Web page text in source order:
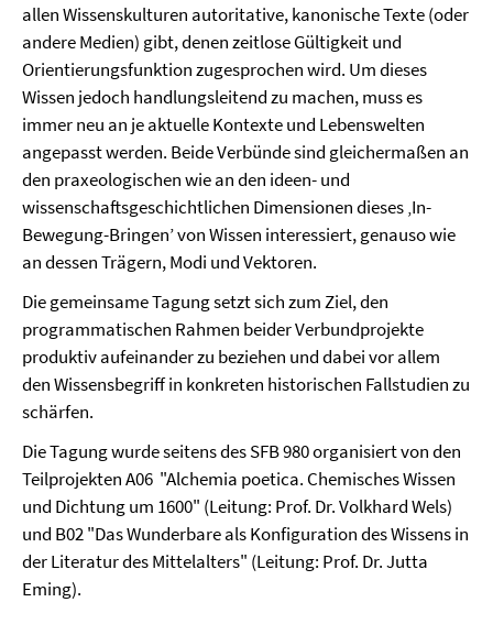
allen Wissenskulturen autoritative, kanonische Texte (oder
andere Medien) gibt, denen zeitlose Gültigkeit und
Orientierungsfunktion zugesprochen wird. Um dieses
Wissen jedoch handlungsleitend zu machen, muss es
immer neu an je aktuelle Kontexte und Lebenswelten
angepasst werden. Beide Verbünde sind gleichermaßen an
den praxeologischen wie an den ideen- und
wissenschaftsgeschichtlichen Dimensionen dieses ‚In-
Bewegung-Bringen’ von Wissen interessiert, genauso wie
an dessen Trägern, Modi und Vektoren.
Die gemeinsame Tagung setzt sich zum Ziel, den
programmatischen Rahmen beider Verbundprojekte
produktiv aufeinander zu beziehen und dabei vor allem
den Wissensbegriff in konkreten historischen Fallstudien zu
schärfen.
Die Tagung wurde seitens des SFB 980 organisiert von den
Teilprojekten A06 "Alchemia poetica. Chemisches Wissen
und Dichtung um 1600" (Leitung: Prof. Dr. Volkhard Wels)
und B02 "Das Wunderbare als Konfiguration des Wissens in
der Literatur des Mittelalters" (Leitung: Prof. Dr. Jutta
Eming).